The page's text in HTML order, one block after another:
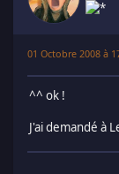
01 Octobre 2008 à
^^ ok !
J'ai demandé à